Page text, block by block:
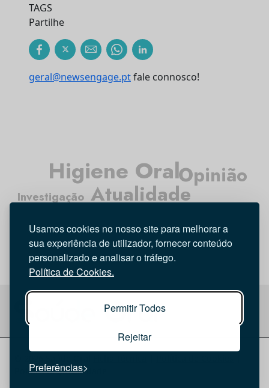
Usamos cookies no nosso site para melhorar a
sua experiência de utilizador, fornecer conteúdo
personalizado e analisar o tráfego.
Política de Cookies.
Permitir Todos
Rejeitar
Preferências
TAGS
Partilhe
geral@newsengage.ptfale connosco!
Atualidade
Médicos Dentistas
Higiene Oral
Entrevista
Opinião
Tecnologia
Investigação
Política de privacidade